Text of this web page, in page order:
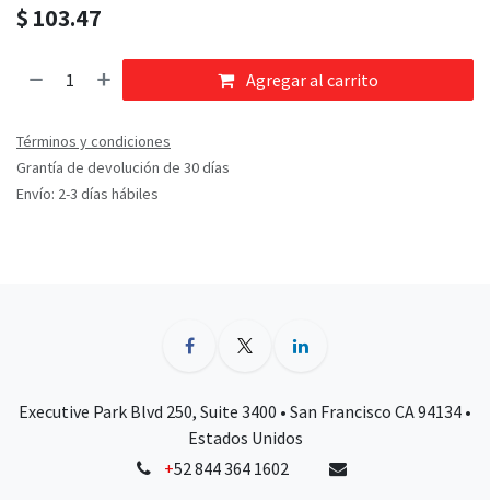
$ 103.47
Agregar al carrito
Términos y condiciones
Grantía de devolución de 30 días
Envío: 2-3 días hábiles
Executive Park Blvd 250, Suite 3400 • San Francisco CA 94134 •
Estados Unidos
+52 844 364 1602